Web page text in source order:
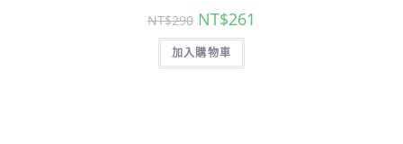
NT$290 NT$261
加入購物車